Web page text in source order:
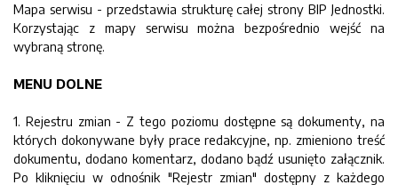
Mapa serwisu - przedstawia strukturę całej strony BIP Jednostki.
Korzystając z mapy serwisu można bezpośrednio wejść na
wybraną stronę.
MENU DOLNE
1. Rejestru zmian - Z tego poziomu dostępne są dokumenty, na
których dokonywane były prace redakcyjne, np. zmieniono treść
dokumentu, dodano komentarz, dodano bądź usunięto załącznik.
Po kliknięciu w odnośnik "Rejestr zmian" dostępny z każdego